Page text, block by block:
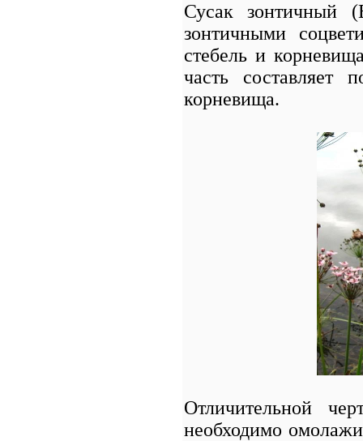
Сусак зонтичный
зонтичными
стебель и
часть составляет
корневища.
Отличительной
необходимо